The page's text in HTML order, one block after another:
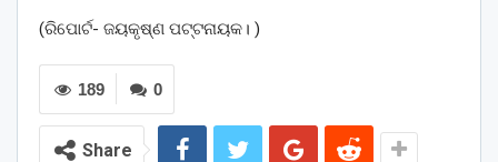
(ରିପୋର୍ଟ- ଜୟକୃଷ୍ଣ ପଟ୍ଟନାୟକ। )
0
189
Share